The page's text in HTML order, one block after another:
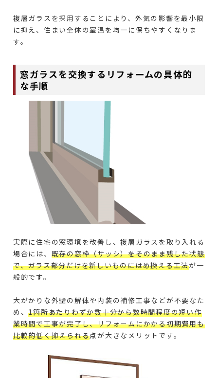
複層ガラスを採用することにより、外気の影響を最小限
に抑え、住まい全体の室温を均一に保ちやすくなりま
す。
窓ガラスを交換するリフォームの具体的
な手順
実際に住宅の窓環境を改善し、複層ガラスを取り入れる
場合には、 既存の窓枠（サッシ）をそのまま残した状態
で、ガラス部分だけを新しいものにはめ換える工法が一
般的です。
大がかりな外壁の解体や内装の補修工事などが不要なた
め、1箇所あたりわずか数十分から数時間程度の短い作
業時間で工事が完了し、リフォームにかかる初期費用も
比較的低く抑えられる点が大きなメリットです。